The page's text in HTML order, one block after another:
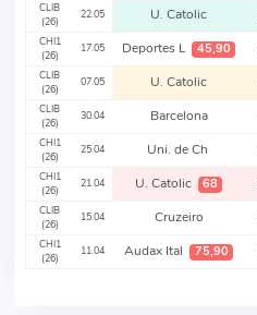
CLIB
(26)
22.05 U. Catolic
CHI1
(26)
17.05 Deportes L 45,90
CLIB
(26)
07.05 U. Catolic
CLIB
(26)
30.04 Barcelona
CHI1
(26)
25.04 Uni. de Ch
CHI1
(26)
21.04 U. Catolic 68
CLIB
(26)
15.04 Cruzeiro
CHI1
(26)
11.04 Audax Ital 75,90